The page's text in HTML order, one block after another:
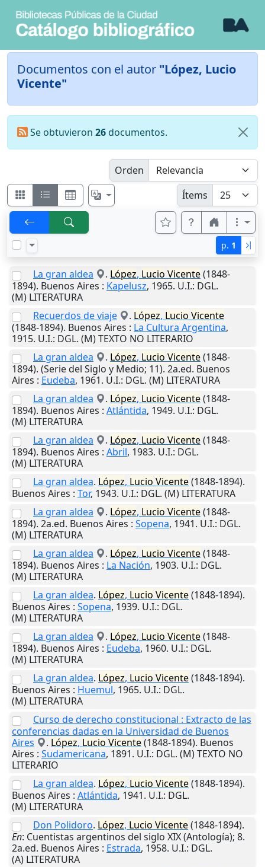
Documentos con el autor "López, Lucio
Vicente"
Se obtuvieron 26documentos.
Orden
Ítems
p. 1
La gran aldea . López, Lucio Vicente(1848-
1894). Buenos Aires : Kapelusz, 1965. U.I.: DGL.
(M) LITERATURA
Recuerdos de viaje
. López, Lucio Vicente
(1848-1894). Buenos Aires : La Cultura Argentina,
1915. U.I.: DGL. (M) TEXTO NO LITERARIO
La gran aldea
. López, Lucio Vicente(1848-
1894). (Serie del Siglo y Medio; 11). 2a.ed. Buenos
Aires : Eudeba, 1961. U.I.: DGL. (M) LITERATURA
La gran aldea
. López, Lucio Vicente(1848-
1894). Buenos Aires : Atlántida, 1949. U.I.: DGL.
(M) LITERATURA
La gran aldea
. López, Lucio Vicente(1848-
1894). Buenos Aires : Abril, 1983. U.I.: DGL.
(M) LITERATURA
La gran aldea. López, Lucio Vicente(1848-1894).
Buenos Aires : Tor, 1943. U.I.: DGL. (M) LITERATURA
La gran aldea
. López, Lucio Vicente(1848-
1894). 2a.ed. Buenos Aires : Sopena, 1941. U.I.: DGL.
(M) LITERATURA
La gran aldea
. López, Lucio Vicente(1848-
1894). Buenos Aires : La Nación, 1903. U.I.: DGL.
(M) LITERATURA
La gran aldea. López, Lucio Vicente(1848-1894).
Buenos Aires : Sopena, 1939. U.I.: DGL.
(M) LITERATURA
La gran aldea
. López, Lucio Vicente(1848-
1894). Buenos Aires : Eudeba, 1960. U.I.: DGL.
(M) LITERATURA
La gran aldea. López, Lucio Vicente(1848-1894).
Buenos Aires : Huemul, 1965. U.I.: DGL.
(M) LITERATURA
Curso de derecho constitucional : Extracto de las
conferencias dadas en la Universidad de Buenos
Aires
. López, Lucio Vicente(1848-1894). Buenos
Aires : Sudamericana, 1891. U.I.: DGL. (M) TEXTO NO
LITERARIO
La gran aldea. López, Lucio Vicente(1848-1894).
Buenos Aires : Atlántida, 1941. U.I.: DGL.
(M) LITERATURA
Don Polidoro. López, Lucio Vicente(1848-1894).
En: Cuentistas argentinos del siglo XIX (Antología); 8.
2a.ed. Buenos Aires : Estrada, 1958. U.I.: DGL.
(A) LITERATURA